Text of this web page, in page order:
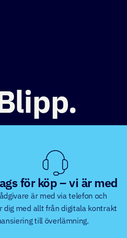
för köp – vi är med
är med via telefon och
dig med allt från digitala kontrakt
till överlämning.